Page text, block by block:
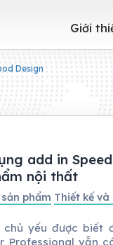
Giới
Design
add in
nội thất
phẩm Thiết kế và
chủ yếu được biết
Professional vẫn